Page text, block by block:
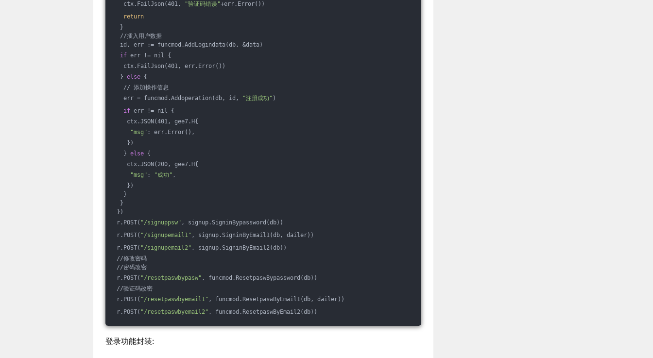
ctx.FailJson(401,
"验证码错误"+err.Error())
return
}
//插入用户数据
id, err := funcmod.AddLogindata(db, &data)
if err != nil {
ctx.FailJson(401, err.Error())
} else {
// 添加操作信息
err = funcmod.Addoperation(db, id,
"注册成功" )
if err != nil {
ctx.JSON(401, gee7.H{
"msg" : err.Error(),
})
} else {
ctx.JSON(200, gee7.H{
"msg" : "成功" ,
})
}
}
})
r.POST( "/signuppsw" , signup.SigninBypassword(db))
r.POST( "/signupemail1" , signup.SigninByEmail1(db, dailer))
r.POST( "/signupemail2" , signup.SigninByEmail2(db))
//修改密码
//密码改密
r.POST( "/resetpaswbypasw" , funcmod.ResetpaswBypassword(db))
//验证码改密
r.POST( "/resetpaswbyemail1" , funcmod.ResetpaswByEmail1(db, dailer))
r.POST( "/resetpaswbyemail2" , funcmod.ResetpaswByEmail2(db))
登录功能封装: